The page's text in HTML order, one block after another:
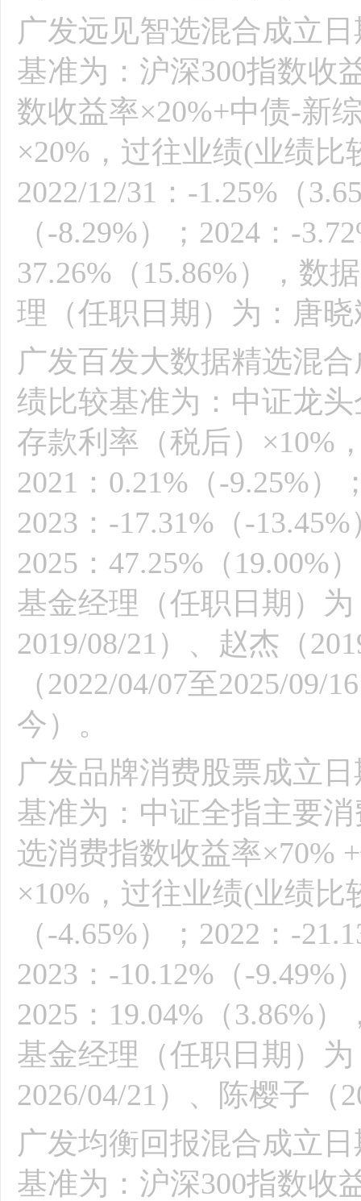
广发远见智选混合成立
基准为：沪深300指数收
数收益率×20%+中债-新
×20%，过往业绩(业绩比
2022/12/31：-1.25%（
（-8.29%）；2024：-
37.26%（15.86%），数
理（任职日期）为：唐
广发百发大数据精选混
绩比较基准为：中证龙
存款利率（税后）×10%
2021：0.21%（-9.25%）
2023：-17.31%（-
2025：47.25%（19.00%
基金经理（任职日期）为
2019/08/21）、赵杰（
（2022/04/07至2025/09/
今）。
广发品牌消费股票成立
基准为：中证全指主要
选消费指数收益率×70%
×10%，过往业绩(业绩比
（-4.65%）；2022：-
2023：-10.12%（-9.49%
2025：19.04%（3.86%
基金经理（任职日期）为
2026/04/21）、陈樱子（
广发均衡回报混合成立
基准为：沪深300指数收